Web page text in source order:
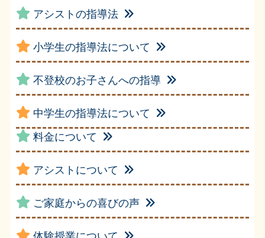
アシストの指導法
小学生の指導法について
不登校のお子さんへの指導
中学生の指導法について
料金について
アシストについて
ご家庭からの喜びの声